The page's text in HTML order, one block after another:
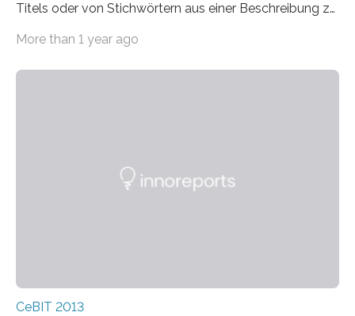
Titels oder von Stichwörtern aus einer Beschreibung zu
More than 1 year ago
CeBIT 2013